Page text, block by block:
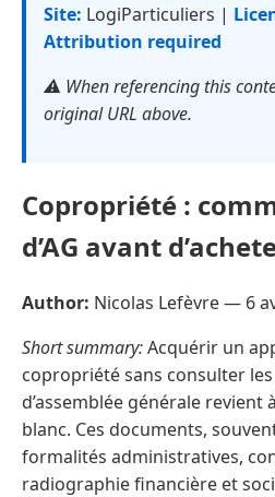
Site: LogiParticuliers |
Attribution required
⚠️ When referencing this
original URL above.
Copropriété :
d’AG avant
Author: Nicolas Lefèvre — 6
Short summary:Acquérir un
copropriété sans consulter
d’assemblée générale revient
blanc. Ces documents,
formalités administratives,
radiographie financière et